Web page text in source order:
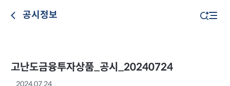
공시정보
고난도금융투자상품_공시_20240724